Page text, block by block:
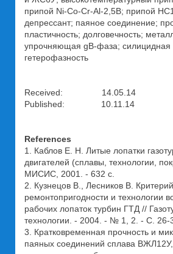
припой Ni-Co-Cr-Al-2,5B; припой
депрессант; паяное соединение;
пластичность; долговечность;
упрочняющая gВ-фаза; силицидная
гетерофазность
Received: 14.05.14
Published: 10.11.14
References
1. Каблов Е. Н. Литые лопатки
двигателей (сплавы, технологии,
МИСИС, 2001. - 632 с.
2. Кузнецов В., Лесников В. Критерий
ремонтопригодности и технологии
рабочих лопаток турбин ГТД //
технологии. - 2004. - № 1, 2. - С. 26-
3. Кратковременная прочность и
паяных соединений сплава